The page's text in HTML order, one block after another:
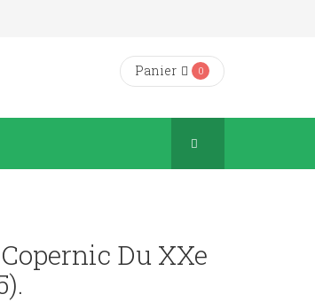
Panier 0
Du XXe